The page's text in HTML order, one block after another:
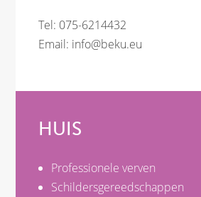
Tel: 075-6214432
Email: info@beku.eu
HUIS
Professionele verven
Schildersgereedschappen